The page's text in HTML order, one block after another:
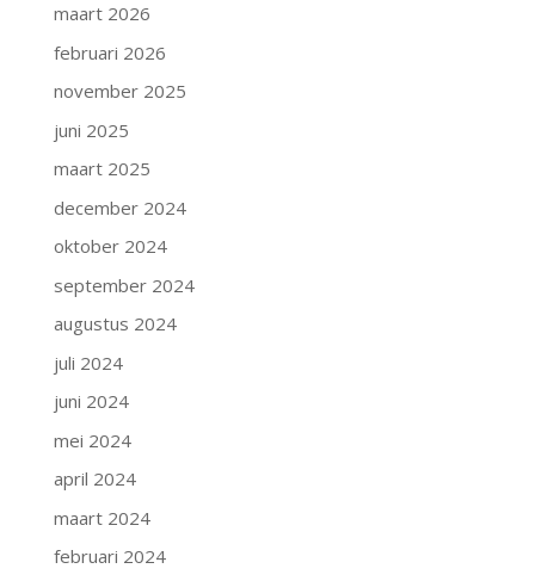
maart 2026
februari 2026
november 2025
juni 2025
maart 2025
december 2024
oktober 2024
september 2024
augustus 2024
juli 2024
juni 2024
mei 2024
april 2024
maart 2024
februari 2024